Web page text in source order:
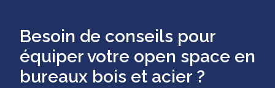
Besoin de conseils pour
équiper votre open space en
bureaux bois et acier ?